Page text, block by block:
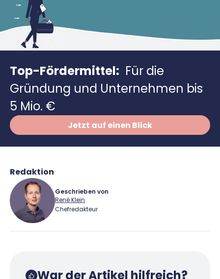
Lohnsoftware
Weitere Tools & Vorlagen
Vergleiche
Richtig versichern
Steuerberatung
Software
Deals
Top-Fördermittel: Für die
Gründung und Unternehmen bis
5 Mio. €
Jetzt auf einen Blick
Redaktion
Geschrieben von
René Klein
Chefredakteur
War der Artikel hilfreich?